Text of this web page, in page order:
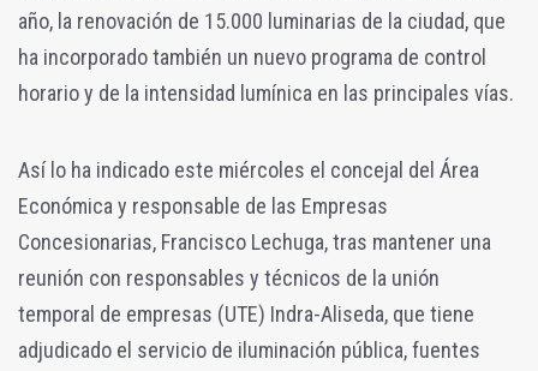
año, la renovación de 15.000 luminarias de la ciudad, que
ha incorporado también un nuevo programa de control
horario y de la intensidad lumínica en las principales vías.
Así lo ha indicado este miércoles el concejal del Área
Económica y responsable de las Empresas
Concesionarias, Francisco Lechuga, tras mantener una
reunión con responsables y técnicos de la unión
temporal de empresas (UTE) Indra-Aliseda, que tiene
adjudicado el servicio de iluminación pública, fuentes